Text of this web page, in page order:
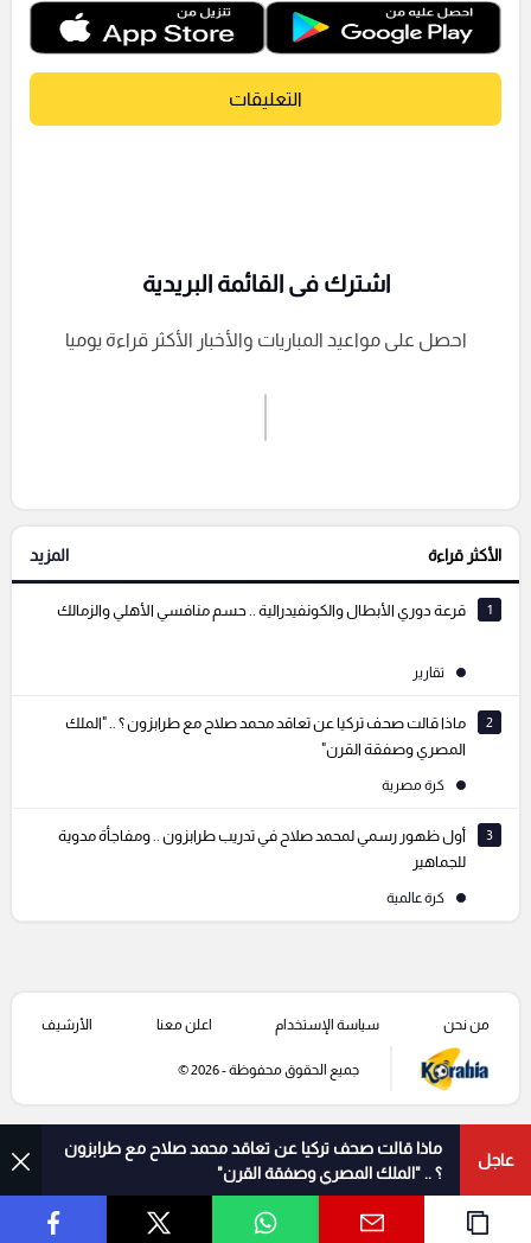
التعليقات
إرسال تعليق
التعليقات السابقة
اشترك فى القائمة البريدية
احصل على مواعيد المباريات والأخبار الأكثر قراءة يوميا
الأكثر قراءة المزيد
1 قرعة دوري الأبطال والكونفيدرالية .. حسم منافسي الأهلي والزمالك
تقارير
2
ماذا قالت صحف تركيا عن تعاقد محمد صلاح مع طرابزون ؟ .. "الملك
المصري وصفقة القرن"
كرة مصرية
3
أول ظهور رسمي لمحمد صلاح في تدريب طرابزون .. ومفاجأة مدوية
للجماهير
كرة عالمية
عاجل
ماذا قالت صحف تركيا عن تعاقد محمد صلاح مع طرابزون
؟ .. "الملك المصري وصفقة القرن"
من نحن سياسة الإستخدام اعلن معنا الأرشيف
جميع الحقوق محفوظة - 2026 ©